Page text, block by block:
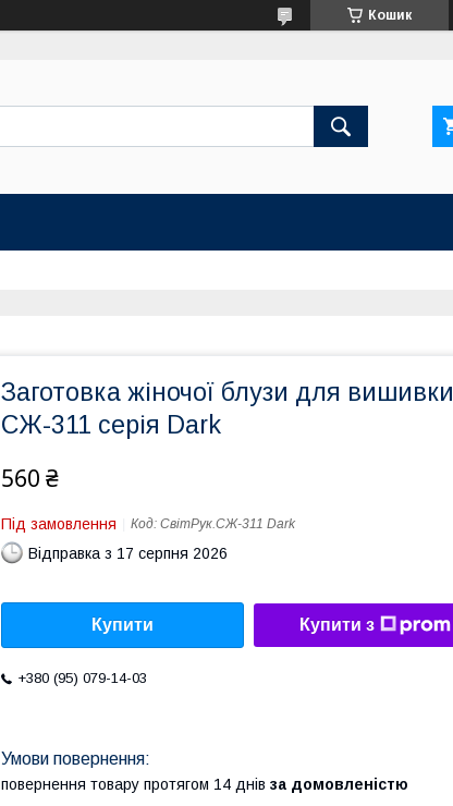
Кошик
Заготовка жіночої блузи для вишивки
СЖ-311 серія Dark
560 ₴
Під замовлення Код: СвітРук.СЖ-311 Dark
Відправка з 17 серпня 2026
Купити Купити з
+380 (95) 079-14-03
повернення товару протягом 14 днів за домовленістю